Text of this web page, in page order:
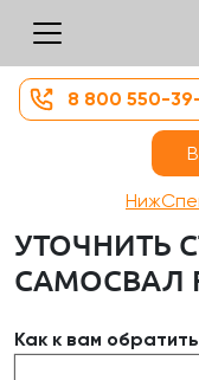
8 800 550-
УТОЧНИТЬ
САМОСВАЛ
Как к вам